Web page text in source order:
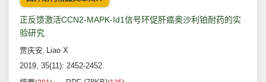
正反馈激活CCN2-MAPK-Id1信号环促肝癌奥沙利铂耐药的实
验研究
贾庆安, Liao X
2019, 35(11): 2452-2452.